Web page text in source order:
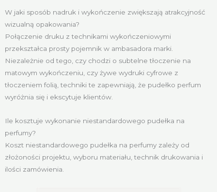
W jaki sposób nadruk i wykończenie zwiększają atrakcyjność
wizualną opakowania?
Połączenie druku z technikami wykończeniowymi
przekształca prosty pojemnik w ambasadora marki.
Niezależnie od tego, czy chodzi o subtelne tłoczenie na
matowym wykończeniu, czy żywe wydruki cyfrowe z
tłoczeniem folią, techniki te zapewniają, że pudełko perfum
wyróżnia się i ekscytuje klientów.
Ile kosztuje wykonanie niestandardowego pudełka na
perfumy?
Koszt niestandardowego pudełka na perfumy zależy od
złożoności projektu, wyboru materiału, technik drukowania i
ilości zamówienia.